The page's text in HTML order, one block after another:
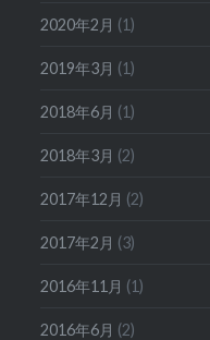
2020年2月 (1)
2019年3月 (1)
2018年6月 (1)
2018年3月 (2)
2017年12月 (2)
2017年2月 (3)
2016年11月 (1)
2016年6月 (2)